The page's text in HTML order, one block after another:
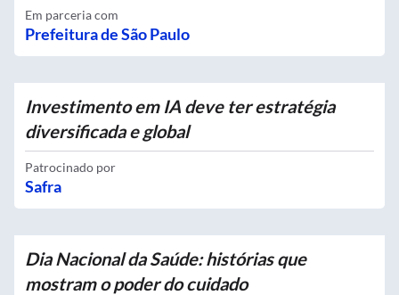
Em parceria com
Prefeitura de São Paulo
Investimento em IA deve ter estratégia
diversificada e global
Patrocinado por
Safra
Dia Nacional da Saúde: histórias que
mostram o poder do cuidado